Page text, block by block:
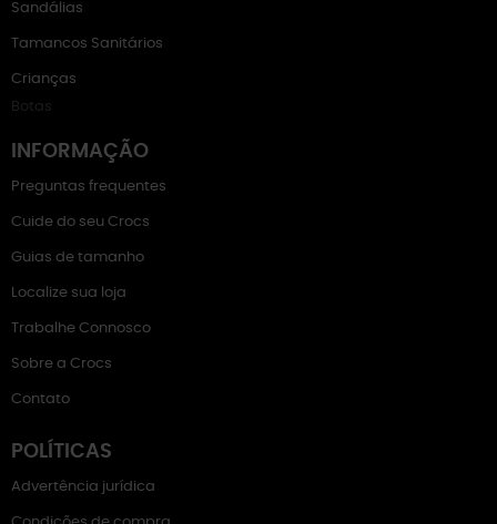
Sandálias
Tamancos Sanitários
Crianças
Botas
INFORMAÇÃO
Preguntas frequentes
Cuide do seu Crocs
Guias de tamanho
Localize sua loja
Trabalhe Connosco
Sobre a Crocs
Contato
POLÍTICAS
Advertência jurídica